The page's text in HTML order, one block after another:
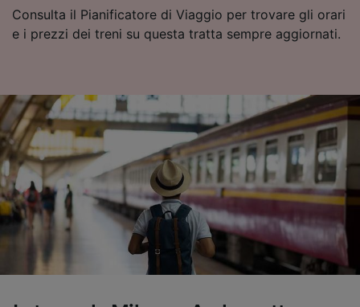
Consulta il Pianificatore di Viaggio per trovare gli orari
e i prezzi dei treni su questa tratta sempre aggiornati.
Utilizzare dati di geolocalizzazione precisi.
Scansione attiva delle caratteristiche del
dispositivo ai fini dell’identificazione.
personalizzati, misurazione delle prestazioni
dei contenuti e degli annunci, ricerche sul
pubblico, sviluppo di servizi.
Elenco dei partner (fornitori)